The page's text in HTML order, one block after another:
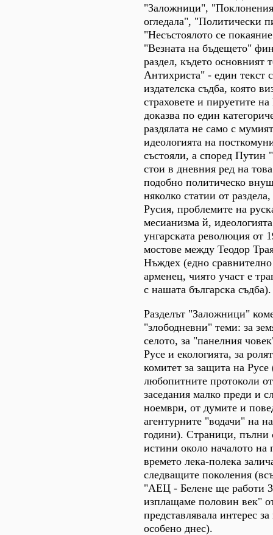
"Заложници",
огледала", "Политически
"Несъстоялото се
"Везната на бъдещето"
раздел, където основният
Антихриста" - един текст
издателска съдба, която
страховете и пируетите
доказва по един
раздялата не само с
идеологията на
състояли, а според Путин
стои в дневния ред на
подобно политическо
няколко статии от
Русия, проблемите на
месианизма й,
унгарската революция от
мостове между Теодор
Нъждех (едно
арменец, чиято участ е
с нашата българска съдба).
Разделът "Заложници"
"злободневни" теми: за
селото, за "панелния
Русе и екологията, за
комитет за защита на
любопитните протоколи
заседания малко преди и
ноември, от думите и
агентурните "водачи" на
години). Страници, пълни
истини около началото на
времето лека-полека
следващите поколения
"АЕЦ - Белене ще работи
изплащаме половин век"
представлявала интерес
особено днес).